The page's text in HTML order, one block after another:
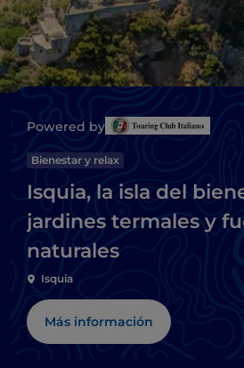
Powered by
Bienestar y relax
Isquia, la isla del
jardines termales y
naturales
Isquia
Más información